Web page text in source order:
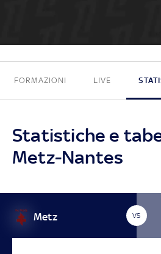
0 - 0
FORMAZIONI LIVE
Statistiche e
Metz-Nantes
Metz VS